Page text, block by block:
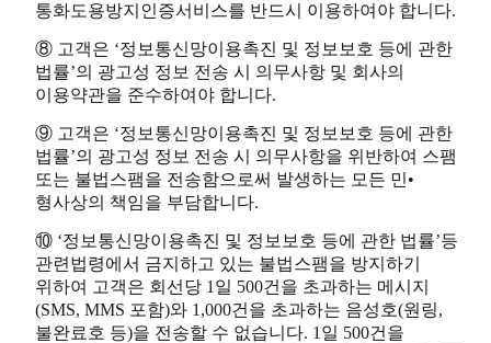
통화도용방지인증서비스를 반드시 이용하여야 합니다.
⑧ 고객은 ‘정보통신망이용촉진 및 정보보호 등에 관한
법률’의 광고성 정보 전송 시 의무사항 및 회사의
이용약관을 준수하여야 합니다.
⑨ 고객은 ‘정보통신망이용촉진 및 정보보호 등에 관한
법률’의 광고성 정보 전송 시 의무사항을 위반하여 스팸
또는 불법스팸을 전송함으로써 발생하는 모든 민•
형사상의 책임을 부담합니다.
⑩ ‘정보통신망이용촉진 및 정보보호 등에 관한 법률’등
관련법령에서 금지하고 있는 불법스팸을 방지하기
위하여 고객은 회선당 1일 500건을 초과하는 메시지
(SMS, MMS 포함)와 1,000건을 초과하는 음성호(원링,
불완료호 등)을 전송할 수 없습니다. 1일 500건을